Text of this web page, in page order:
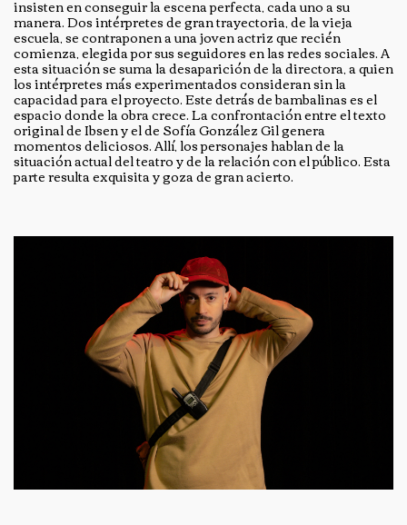
insisten en conseguir la escena perfecta, cada uno a su
manera. Dos intérpretes de gran trayectoria, de la vieja
escuela, se contraponen a una joven actriz que recién
comienza, elegida por sus seguidores en las redes sociales. A
esta situación se suma la desaparición de la directora, a quien
los intérpretes más experimentados consideran sin la
capacidad para el proyecto. Este detrás de bambalinas es el
espacio donde la obra crece. La confrontación entre el texto
original de Ibsen y el de Sofía González Gil genera
momentos deliciosos. Allí, los personajes hablan de la
situación actual del teatro y de la relación con el público. Esta
parte resulta exquisita y goza de gran acierto.